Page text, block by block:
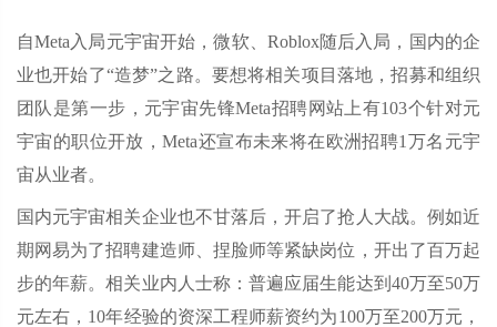
自Meta入局元宇宙开始，微软、Roblox随后入局，国内的企
业也开始了“造梦”之路。要想将相关项目落地，招募和组织
团队是第一步，元宇宙先锋Meta招聘网站上有103个针对元
宇宙的职位开放，Meta还宣布未来将在欧洲招聘1万名元宇
宙从业者。
国内元宇宙相关企业也不甘落后，开启了抢人大战。例如近
期网易为了招聘建造师、捏脸师等紧缺岗位，开出了百万起
步的年薪。相关业内人士称：普遍应届生能达到40万至50万
元左右，10年经验的资深工程师薪资约为100万至200万元，